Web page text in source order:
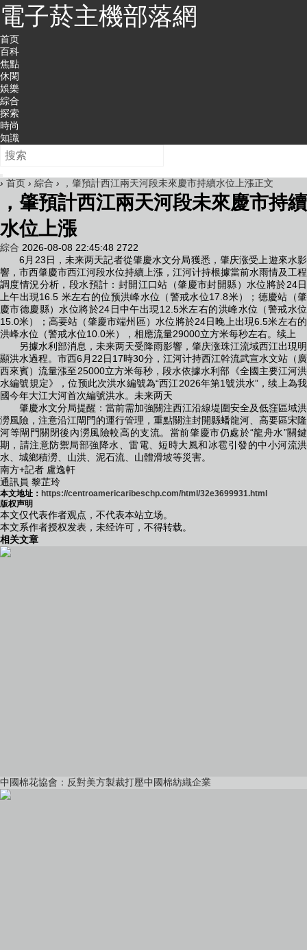
電子菸主機部落網
首页
百科
焦點
休閑
娛樂
綜合
探索
時尚
知識
› 首页 › 綜合 › ，肇預計西江兩天河段未來慶市持續水位上漲正文
，肇預計西江兩天河段未來慶市持續
水位上漲
綜合 2026-08-08 22:45:48 2722
6月23日，未来两天記者從肇慶水文分局獲悉，肇庆涨受上遊來水影
響，市西肇慶市西江河段水位持續上漲，江河计持根據當前水雨情及工程
調度情況分析，段水預計：封開江口站（肇慶市封開縣）水位將於24日
上午出現16.5 米左右的位预洪峰水位（警戒水位17.8米）；德慶站（肇
慶市德慶縣）水位將於24日中午出現12.5米左右的洪峰水位（警戒水位
15.0米）；高要站（肇慶市端州區）水位將於24日晚上出現6.5米左右的
洪峰水位（警戒水位10.0米），相應流量29000立方米每秒左右。续上
另據水利部消息，未来两天受降雨影響，肇庆涨珠江流域西江出現明
顯洪水過程。市西6月22日17時30分，江河计持西江幹流武宣水文站（廣
西來賓）流量漲至25000立方米每秒，段水依據水利部《全國主要江河洪
水編號規定》，位预此次洪水編號為“西江2026年第1號洪水”，续上為我
國今年大江大河首次編號洪水。未来两天
肇慶水文分局提醒：當前需加強關注西江沿線堤圍安全及低窪區域洪
澇風險，注意沿江閘門的運行管理，重點關注封開縣蟠龍河、高要區宋隆
河等閘門關閉後內澇風險較高的支流。當前肇慶市仍處於“龍舟水”關鍵
期，請注意防禦局部強降水、雷電、短時大風和冰雹引發的中小河流洪
水、城鄉積澇、山洪、泥石流、山體滑坡等災害。
南方+記者 盧逸軒
通訊員 黎芷玲
本文地址： https://centroamericaribeschp.com/html/32e3699931.html
版权声明
本文仅代表作者观点，不代表本站立场。
本文系作者授权发表，未经许可，不得转载。
相关文章
中國棉花協會：反對美方製裁打壓中國棉紡織企業